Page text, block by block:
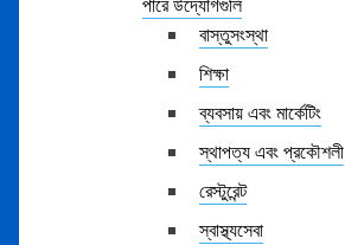
বাস্তুসংস্থা
শিক্ষা
ব্যবসায় এবং মার্কেটিং
স্থাপত্য এবং প্রকৌশলী
রেস্টুরেন্ট‌
স্বাস্থ্যসেবা